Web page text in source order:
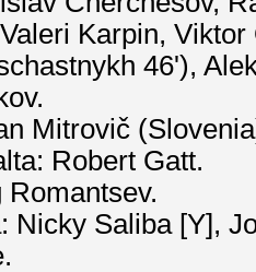
Karpin,
46'),
Mitrovič
Robert Gatt.
Nicky Saliba [Y],